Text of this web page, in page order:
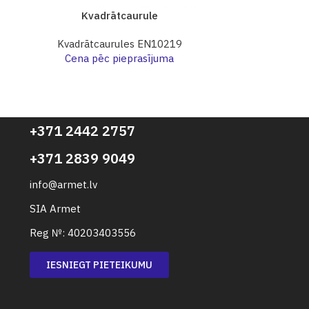
Kvadrātcaurule
Kvadrātcaurules EN10219
Cena pēc pieprasījuma
+371 2442 2757
+371 2839 9049
info@armet.lv
SIA Armet
Reg №: 40203403556
IESNIEGT PIETEIKUMU